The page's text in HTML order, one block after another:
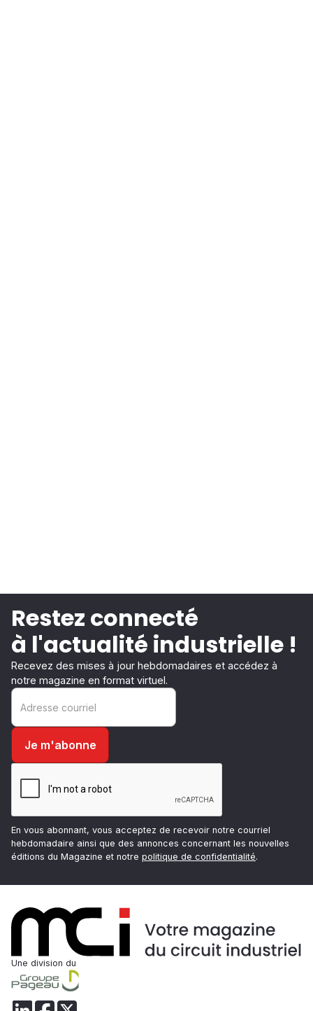
Restez connecté
à l'actualité industrielle !
Recevez des mises à jour hebdomadaires et accédez à
notre magazine en format virtuel.
En vous abonnant, vous acceptez de recevoir notre courriel
hebdomadaire ainsi que des annonces concernant les nouvelles
éditions du Magazine et notre politique de confidentialité.
Une division du